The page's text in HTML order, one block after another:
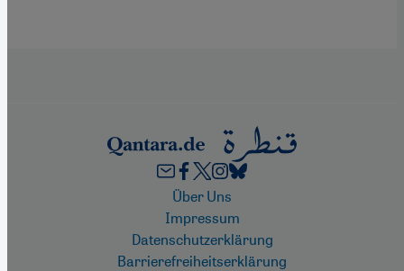
FooterÜber Uns
Impressum
Datenschutzerklärung
Barrierefreiheitserklärung